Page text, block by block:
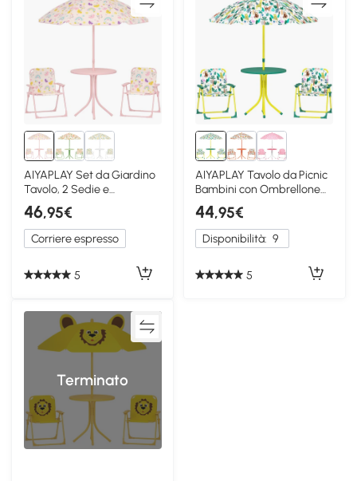
AIYAPLAY Set da Giardino
Tavolo, 2 Sedie e
Ombrellone Bimbi Rosa
46,95€
Corriere espresso
5
AIYAPLAY Tavolo da Picnic
Bambini con Ombrellone
Removibile Verde
44,95€
Disponibilità: 9
5
Terminato